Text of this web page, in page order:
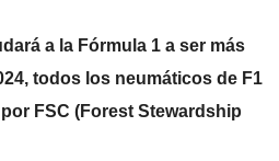
a la Fórmula 1 a ser más
todos los neumáticos de F1
FSC (Forest Stewardship